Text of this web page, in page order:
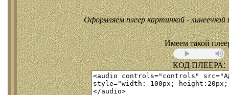
Оформляем плеер картинкой - линеечкой
Имеем такой
КОД ПЛЕЕРА: